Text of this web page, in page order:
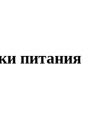
питания